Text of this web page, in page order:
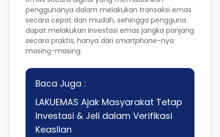
penggunanya dalam melakukan transaksi emas
secara cepat dan mudah, sehingga pengguna
dapat melakukan investasi emas jangka panjang
secara praktis, hanya dari smartphone-nya
masing-masing.
Baca Juga :
LAKUEMAS Ajak Masyarakat Tetap
Investasi & Jeli dalam Verifikasi
Keaslian